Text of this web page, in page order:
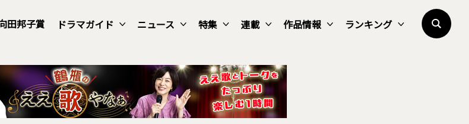
田邦子賞 ドラマガイド ニュース 特集 連載 作品情報 ランキング